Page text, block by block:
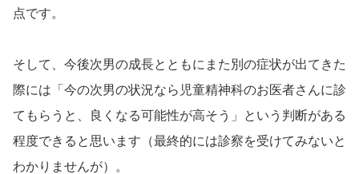
点です。
そして、今後次男の成長とともにまた別の症状が出てきた
際には「今の次男の状況なら児童精神科のお医者さんに診
てもらうと、良くなる可能性が高そう」という判断がある
程度できると思います（最終的には診察を受けてみないと
わかりませんが）。